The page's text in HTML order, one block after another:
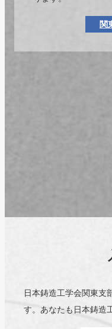
関
日本鋳造工学会関東支
す。あなたも日本鋳造